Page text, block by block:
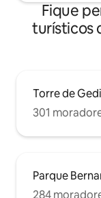
Fique
turísticos
Torre de
301
Parque
284